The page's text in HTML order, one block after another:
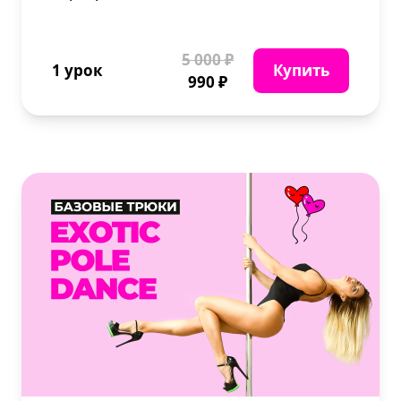
1 урок
5 000 ₽
990 ₽
Купить